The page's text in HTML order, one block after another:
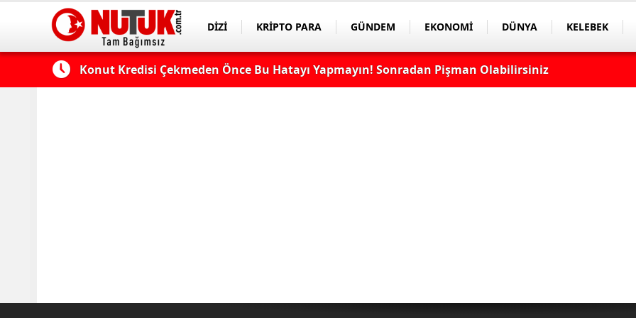
DİZİ KRİPTO PARA GÜNDEM EKONOMİ DÜNYA KELEBEK
Edilmeli? Konut Kredisi Çekmeden Önce Bu Hatayı Yapmayın! Sonradan Pişman Olabilirsiniz